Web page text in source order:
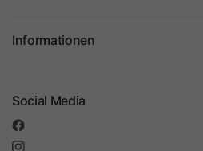
Informationen
Social Media